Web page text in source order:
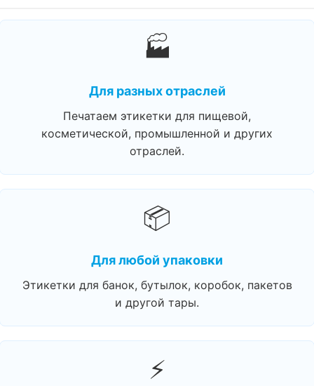
🏭
Для разных отраслей
Печатаем этикетки для пищевой,
косметической, промышленной и других
отраслей.
📦
Для любой упаковки
Этикетки для банок, бутылок, коробок, пакетов
и другой тары.
⚡